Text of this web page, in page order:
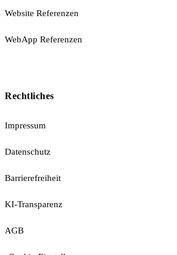
Website Referenzen
WebApp Referenzen
Rechtliches
Impressum
Datenschutz
Barrierefreiheit
KI-Transparenz
AGB